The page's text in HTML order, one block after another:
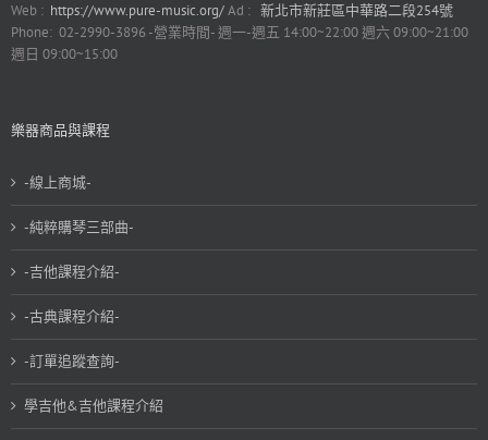
Web : https://www.pure-music.org/Ad : 新北市新莊區中華路二段254號
Phone: 02-2990-3896 -營業時間- 週一-週五 14:00~22:00 週六 09:00~21:00
週日 09:00~15:00
樂器商品與課程
-線上商城-
-純粹購琴三部曲-
-吉他課程介紹-
-古典課程介紹-
-訂單追蹤查詢-
學吉他&吉他課程介紹